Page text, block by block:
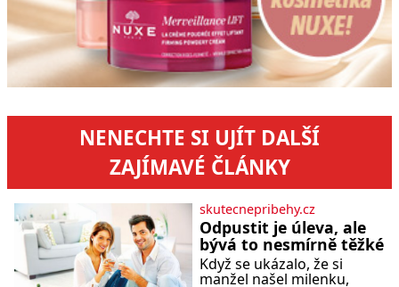
NENECHTE SI UJÍT DALŠÍ
ZAJÍMAVÉ ČLÁNKY
skutecnepribehy.cz
Odpustit je úleva, ale
bývá to nesmírně těžké
Když se ukázalo, že si
manžel našel milenku,